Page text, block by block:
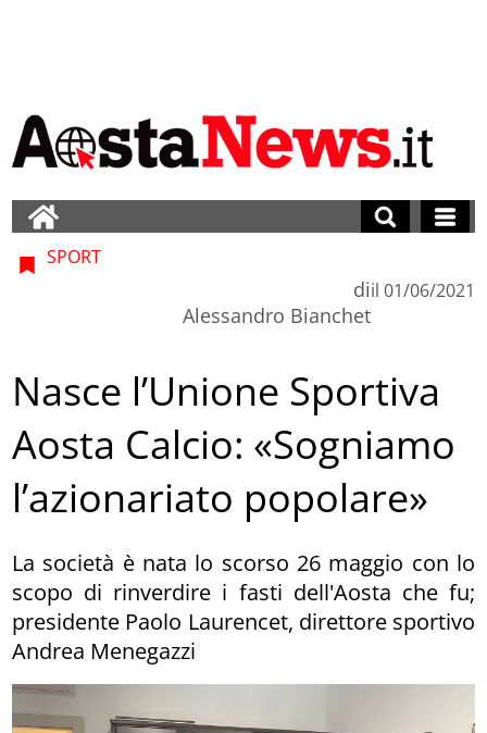
SPORT
di
Alessandro Bianchet
il 01/06/2021
Nasce l’Unione Sportiva
Aosta Calcio: «Sogniamo
l’azionariato popolare»
La società è nata lo scorso 26 maggio con lo
scopo di rinverdire i fasti dell'Aosta che fu;
presidente Paolo Laurencet, direttore sportivo
Andrea Menegazzi